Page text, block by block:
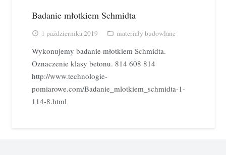
Badanie młotkiem Schmidta
access_time 1 października 2019 folder_open materiały budowlane
Wykonujemy badanie młotkiem Schmidta.
Oznaczenie klasy betonu. 814 608 814
http://www.technologie-
pomiarowe.com/Badanie_mlotkiem_schmidta-1-
114-8.html